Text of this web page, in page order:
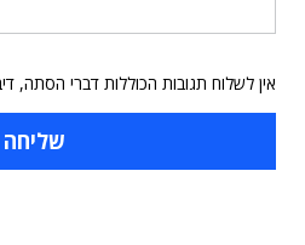
אין לשלוח תגובות הכוללות דברי הסתה,